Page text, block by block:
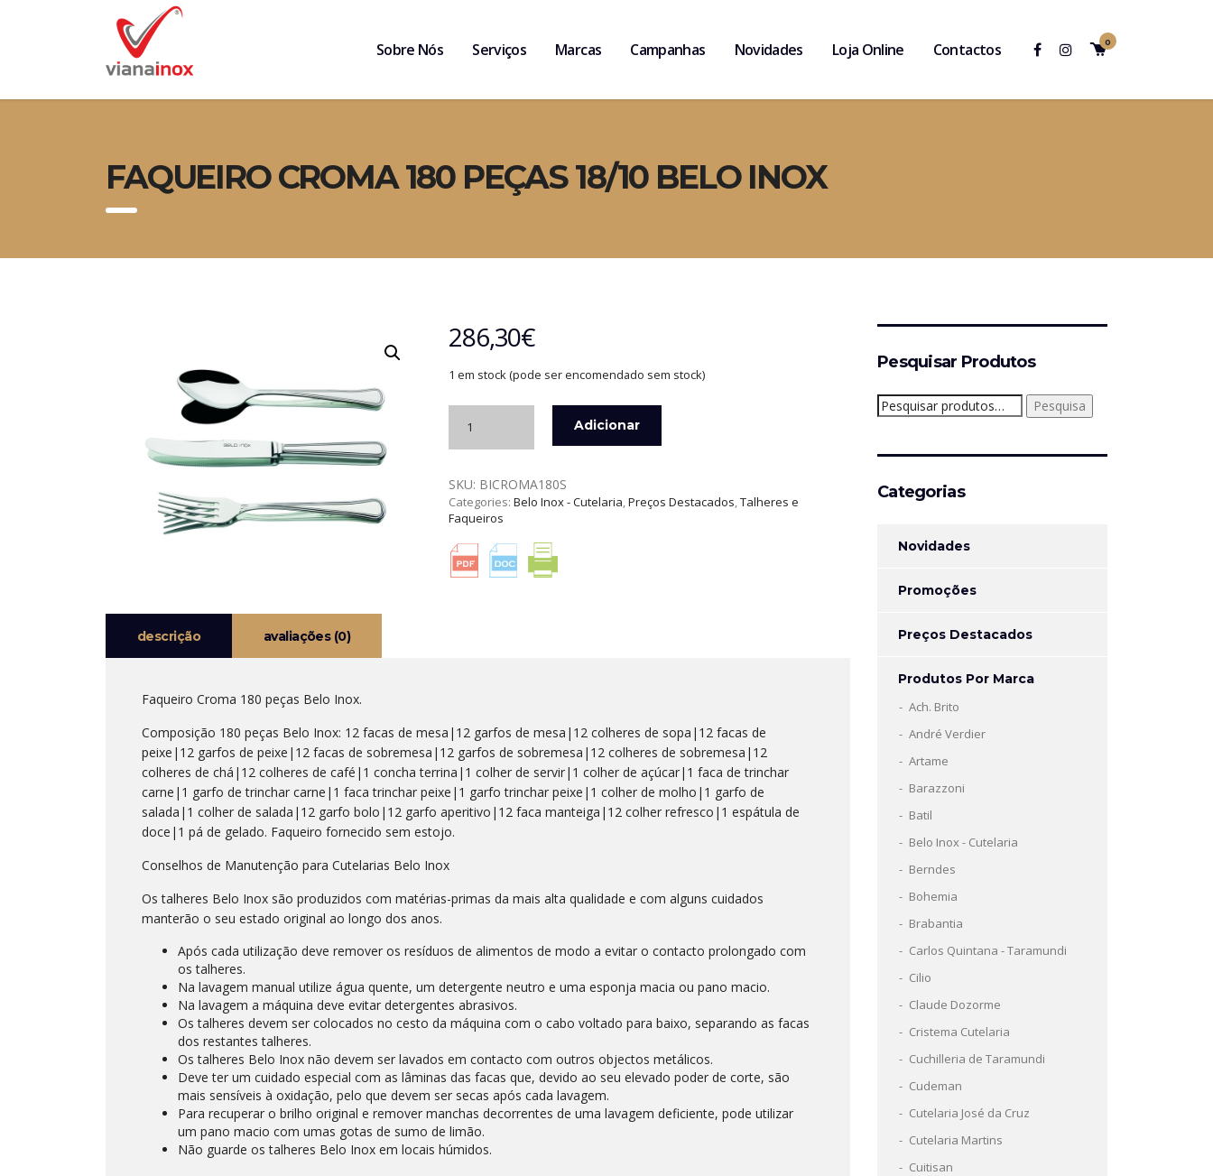
0
Sobre Nós Serviços Marcas Campanhas Novidades Loja Online Contactos
FAQUEIRO CROMA 180 PEÇAS 18/10 BELO INOX
286,30€
1 em stock (pode ser encomendado sem stock)
FAQUEIRO
180
PEÇAS
18/10
BELO
INOX
Adicionar
SKU: BICROMA180S
Categories: Belo Inox - Cutelaria,Preços Destacados,Talheres e
Faqueiros
descrição avaliações (0)
Faqueiro Croma 180 peças Belo Inox.
Composição 180 peças Belo Inox: 12 facas de mesa|12 garfos de mesa|12 colheres de sopa|12 facas de
peixe|12 garfos de peixe|12 facas de sobremesa|12 garfos de sobremesa|12 colheres de sobremesa|12
colheres de chá|12 colheres de café|1 concha terrina|1 colher de servir|1 colher de açúcar|1 faca de trinchar
carne|1 garfo de trinchar carne|1 faca trinchar peixe|1 garfo trinchar peixe|1 colher de molho|1 garfo de
salada|1 colher de salada|12 garfo bolo|12 garfo aperitivo|12 faca manteiga|12 colher refresco|1 espátula de
doce|1 pá de gelado. Faqueiro fornecido sem estojo.
Conselhos de Manutenção para Cutelarias Belo Inox
Os talheres Belo Inox são produzidos com matérias-primas da mais alta qualidade e com alguns cuidados
manterão o seu estado original ao longo dos anos.
Após cada utilização deve remover os resíduos de alimentos de modo a evitar o contacto prolongado com
os talheres.
Na lavagem manual utilize água quente, um detergente neutro e uma esponja macia ou pano macio.
Na lavagem a máquina deve evitar detergentes abrasivos.
Os talheres devem ser colocados no cesto da máquina com o cabo voltado para baixo, separando as facas
dos restantes talheres.
Os talheres Belo Inox não devem ser lavados em contacto com outros objectos metálicos.
Deve ter um cuidado especial com as lâminas das facas que, devido ao seu elevado poder de corte, são
mais sensíveis à oxidação, pelo que devem ser secas após cada lavagem.
Para recuperar o brilho original e remover manchas decorrentes de uma lavagem deficiente, pode utilizar
um pano macio com umas gotas de sumo de limão.
Não guarde os talheres Belo Inox em locais húmidos.
Pesquisar Produtos
Pesquisar
por:
Pesquisa
Categorias
Novidades
Promoções
Preços Destacados
Produtos Por Marca
Ach. Brito
André Verdier
Artame
Barazzoni
Batil
Belo Inox - Cutelaria
Berndes
Bohemia
Brabantia
Carlos Quintana - Taramundi
Cilio
Claude Dozorme
Cristema Cutelaria
Cuchilleria de Taramundi
Cudeman
Cutelaria José da Cruz
Cutelaria Martins
Cuitisan